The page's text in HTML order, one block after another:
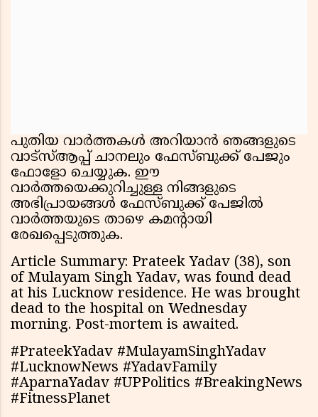
പുതിയ വാർത്തകൾ അറിയാൻ ഞങ്ങളുടെ
വാട്സ്ആപ്പ് ചാനലും ഫേസ്ബുക്ക് പേജും
ഫോളോ ചെയ്യുക. ഈ
വാർത്തയെക്കുറിച്ചുള്ള നിങ്ങളുടെ
അഭിപ്രായങ്ങൾ ഫേസ്ബുക്ക് പേജില്‍
വാര്‍ത്തയുടെ താഴെ കമന്റായി
രേഖപ്പെടുത്തുക.
Article Summary: Prateek Yadav (38), son
of Mulayam Singh Yadav, was found dead
at his Lucknow residence. He was brought
dead to the hospital on Wednesday
morning. Post-mortem is awaited.
#PrateekYadav #MulayamSinghYadav
#LucknowNews #YadavFamily
#AparnaYadav #UPPolitics #BreakingNews
#FitnessPlanet